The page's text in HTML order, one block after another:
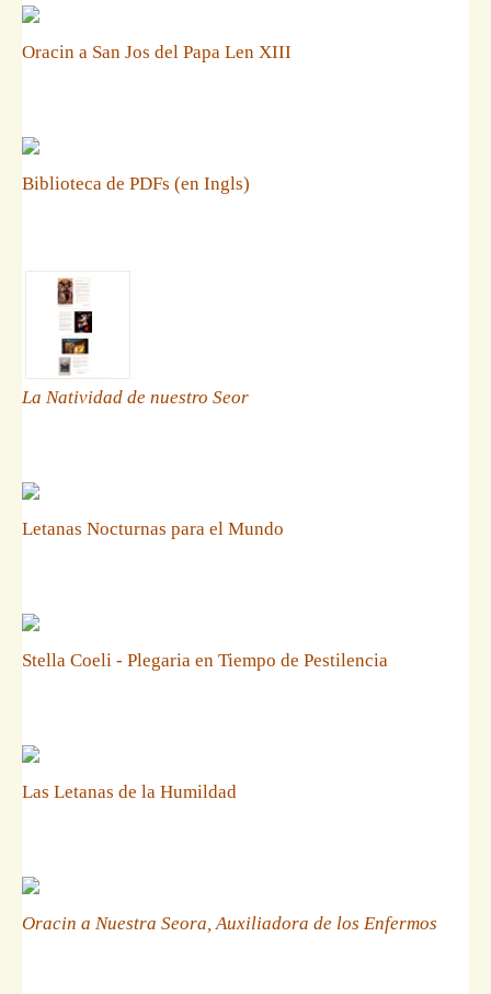
Oracin a San Jos del Papa Len XIII
Biblioteca de PDFs (en Ingls)
La Natividad de nuestro Seor
Letanas Nocturnas para el Mundo
Stella Coeli - Plegaria en Tiempo de Pestilencia
Las Letanas de la Humildad
Oracin a Nuestra Seora, Auxiliadora de los Enfermos